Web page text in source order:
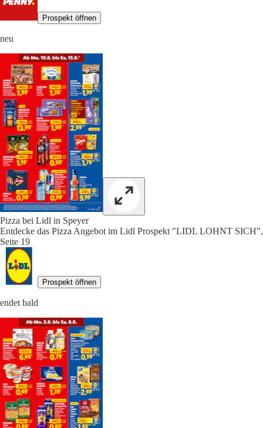
Prospekt öffnen
neu
Pizza bei Lidl in Speyer
Entdecke das Pizza Angebot im Lidl Prospekt "LIDL LOHNT SICH",
Seite 19
Prospekt öffnen
endet bald